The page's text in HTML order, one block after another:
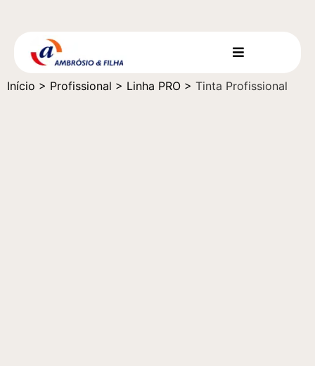
Início > Profissional > Linha PRO > Tinta Profissional